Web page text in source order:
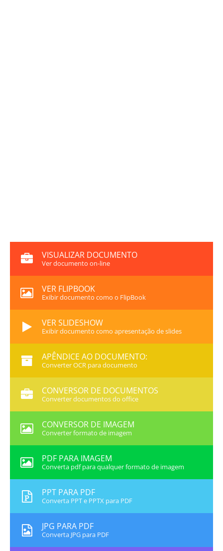
VISUALIZAR DOCUMENTO
Ver documento on-line
VER FLIPBOOK
Exibir documento como o FlipBook
VER SLIDESHOW
Exibir documento como apresentação de slides
APÊNDICE AO DOCUMENTO:
Converter OCR para documento
CONVERSOR DE DOCUMENTOS
Converter documentos do office
CONVERSOR DE IMAGEM
Converter formato de imagem
PDF PARA IMAGEM
Converta pdf para qualquer formato de imagem
PPT PARA PDF
Converta PPT e PPTX para PDF
JPG PARA PDF
Converta JPG para PDF